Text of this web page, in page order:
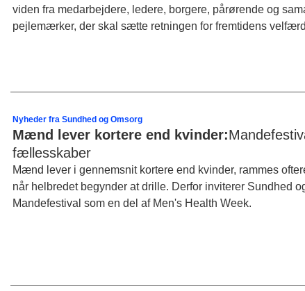
viden fra medarbejdere, ledere, borgere, pårørende og
pejlemærker, der skal sætte retningen for fremtidens
Nyheder fra Sundhed og Omsorg
Mænd lever kortere end kvinder:
fællesskaber
Mænd lever i gennemsnit kortere end kvinder, rammes
når helbredet begynder at drille. Derfor inviterer Sundhed
Mandefestival som en del af Men's Health Week.